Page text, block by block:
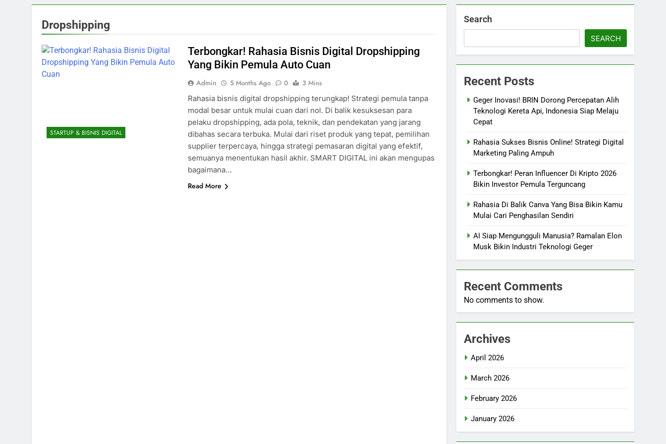
Dropshipping
STARTUP & BISNIS DIGITAL
Terbongkar! Rahasia Bisnis Digital Dropshipping
Yang Bikin Pemula Auto Cuan
Admin 5 Months Ago 0
3 Mins
Rahasia bisnis digital dropshipping terungkap! Strategi pemula tanpa
modal besar untuk mulai cuan dari nol. Di balik kesuksesan para
pelaku dropshipping, ada pola, teknik, dan pendekatan yang jarang
dibahas secara terbuka. Mulai dari riset produk yang tepat, pemilihan
supplier terpercaya, hingga strategi pemasaran digital yang efektif,
semuanya menentukan hasil akhir. SMART DIGITAL ini akan mengupas
bagaimana…
Read More
Search
SEARCH
Recent Posts
Geger Inovasi! BRIN Dorong Percepatan Alih
Teknologi Kereta Api, Indonesia Siap Melaju
Cepat
Rahasia Sukses Bisnis Online! Strategi Digital
Marketing Paling Ampuh
Terbongkar! Peran Influencer Di Kripto 2026
Bikin Investor Pemula Terguncang
Rahasia Di Balik Canva Yang Bisa Bikin Kamu
Mulai Cari Penghasilan Sendiri
AI Siap Mengungguli Manusia? Ramalan Elon
Musk Bikin Industri Teknologi Geger
Recent Comments
No comments to show.
Archives
April 2026
March 2026
February 2026
January 2026